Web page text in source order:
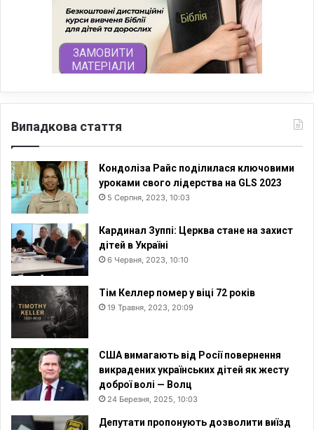
Випадкова стаття
Кондоліза Райс поділилася ключовими
уроками свого лідерства на GLS 2023
5 Серпня, 2023, 10:03
Кардинал Зуппі: Церква стане на захист
дітей в Україні
6 Червня, 2023, 10:10
Тім Келлер помер у віці 72 років
19 Травня, 2023, 20:09
США вимагають від Росії повернення
викрадених українських дітей як жесту
доброї волі — Волц
24 Березня, 2025, 10:03
Депутати пропонують дозволити виїзд